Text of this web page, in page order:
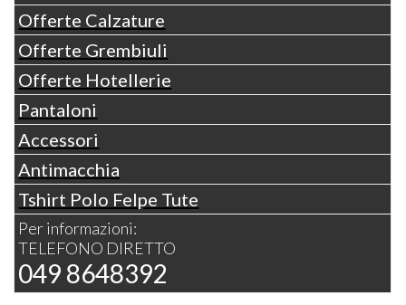
Offerte Calzature
Offerte Grembiuli
Offerte Hotellerie
Pantaloni
Accessori
Antimacchia
Tshirt Polo Felpe Tute
Per informazioni:
TELEFONO DIRETTO
049 8648392